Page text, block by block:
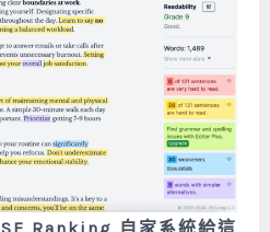
SE Ranking 自家系統給這